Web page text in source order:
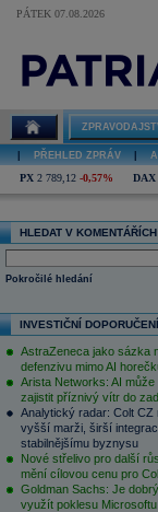
PÁTEK 07.08.2026
PŘEHLED ZPRÁV
PX 2 789,12 -0,57% DAX
HLEDAT V KOMENTÁŘÍCH
Pokročilé hledání
INVESTIČNÍ DOPORUČENÍ
AstraZeneca jako sázka
defenzivu mimo AI
Arista Networks: AI může
zajistit příznivý vítr do zad
Analytický radar: Colt CZ
vyšší marži, širší
stabilnějšímu byznysu
Nové střelivo pro další
mění cílovou cenu pro
Goldman Sachs: Je
využít poklesu